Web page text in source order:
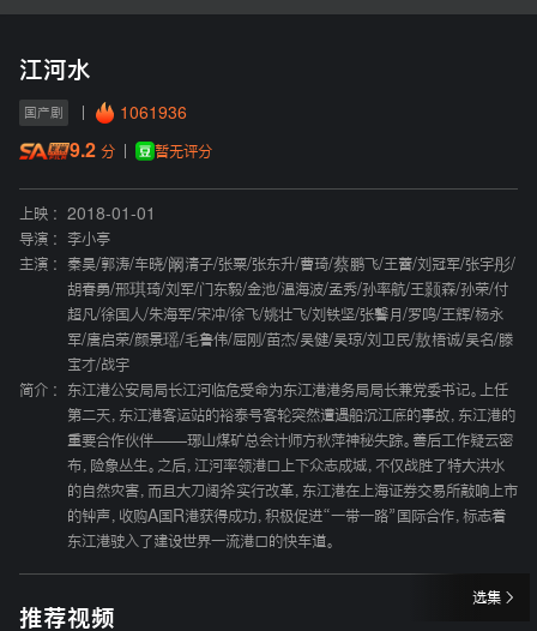
江河水
国产剧 1061936
9.2 分 暂无评分
上映 :
2018-01-01
导演 :
李小亭
主演 :
秦昊/郭涛/车晓/阚清子/张粟/张东升/曹琦/蔡鹏飞/王蕾/刘冠军/张宇彤/
胡春勇/邢琪琦/刘军/门东毅/金池/温海波/孟秀/孙率航/王颢森/孙荣/付
超凡/徐国人/朱海军/宋冲/徐飞/姚壮飞/刘铁坚/张馨月 /罗鸣/王辉/杨永
军/唐启荣/颜景瑶/毛鲁伟/屈刚 /苗杰/吴健/吴琼/刘卫民/敖梧诚/吴名/滕
宝才/战宇
简介 :
东江港公安局局长江河临危受命为东江港港务局局长兼党委书记。上任
第二天，东江港客运站的裕泰号客轮突然遭遇船沉江底的事故，东江港的
重要合作伙伴——琊山煤矿总会计师方秋萍神秘失踪。善后工作疑云密
布，险象丛生。之后，江河率领港口上下众志成城，不仅战胜了特大洪水
的自然灾害，而且大刀阔斧实行改革，东江港在上海证券交易所敲响上市
的钟声，收购A国R港获得成功，积极促进“一带一路”国际合作，标志着
东江港驶入了建设世界一流港口的快车道。
选集
推荐视频